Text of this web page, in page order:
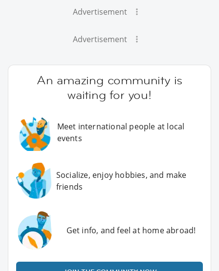
Advertisement
Advertisement
An amazing community is
waiting for you!
Meet international people at local
events
Socialize, enjoy hobbies, and make
friends
Get info, and feel at home abroad!